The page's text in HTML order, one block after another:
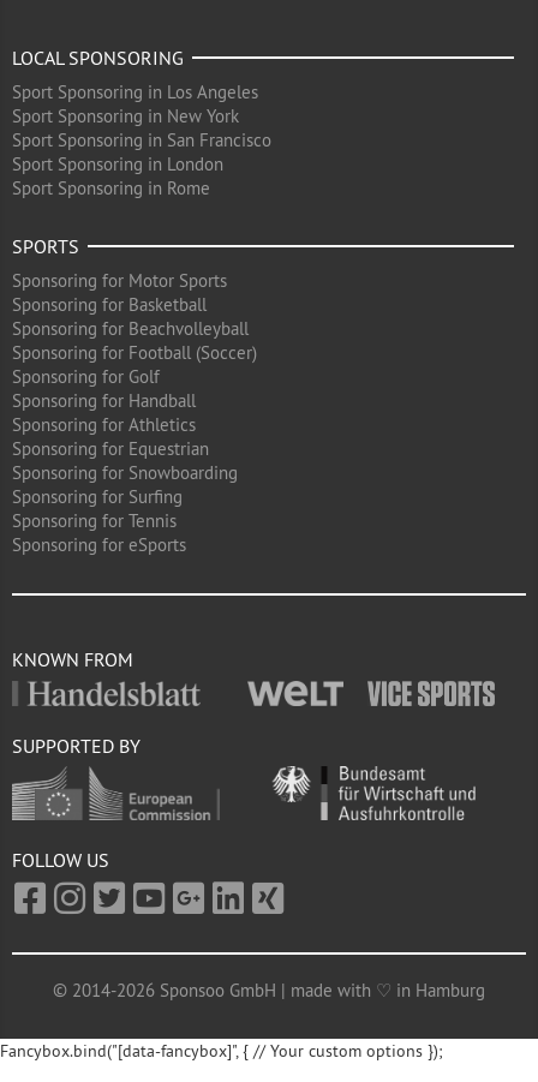
LOCAL SPONSORING
Sport Sponsoring in Los Angeles
Sport Sponsoring in New York
Sport Sponsoring in San Francisco
Sport Sponsoring in London
Sport Sponsoring in Rome
SPORTS
Sponsoring for Motor Sports
Sponsoring for Basketball
Sponsoring for Beachvolleyball
Sponsoring for Football (Soccer)
Sponsoring for Golf
Sponsoring for Handball
Sponsoring for Athletics
Sponsoring for Equestrian
Sponsoring for Snowboarding
Sponsoring for Surfing
Sponsoring for Tennis
Sponsoring for eSports
KNOWN FROM
SUPPORTED BY
FOLLOW US
© 2014-2026 Sponsoo GmbH | made with ♡ in Hamburg
Fancybox.bind("[data-fancybox]", { // Your custom options });